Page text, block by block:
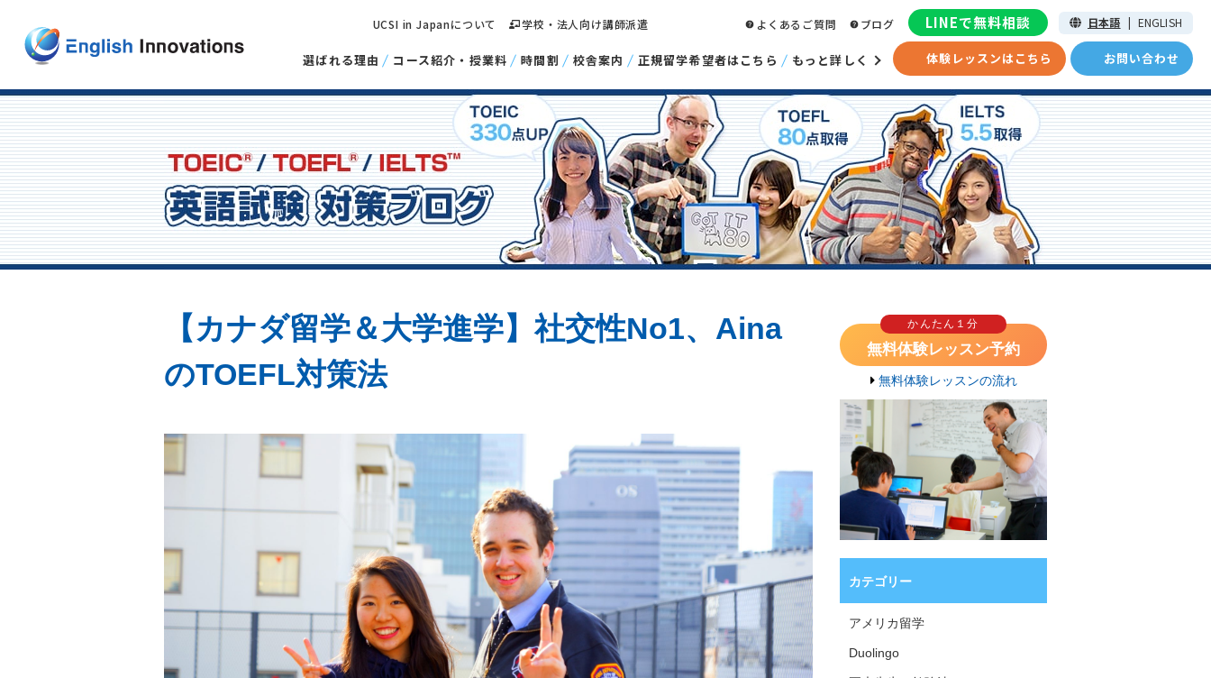
選ばれる理由 コース紹介・授業料 時間割 校舎案内 正規留学希望者はこちら もっと詳しく 体験レッスンはこちら お問い合わせ
UCSI in Japanについて 学校・法人向け講師派遣 よくあるご質問 ブログ LINEで無料相談 日本語 | ENGLISH
【カナダ留学＆大学進学】社交性No1、Aina
のTOEFL対策法
かんたん１分
無料体験レッスン予約
無料体験レッスンの流れ
カテゴリー
アメリカ留学
Duolingo